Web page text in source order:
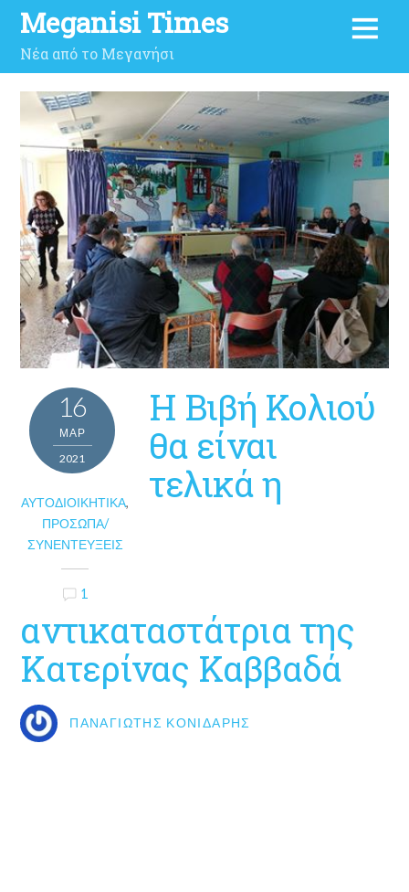
Meganisi Times
Νέα από το Μεγανήσι
16
ΜΑΡ
2021
ΑΥΤΟΔΙΟΙΚΗΤΙΚΆ,
ΠΡΌΣΩΠΑ/
ΣΥΝΕΝΤΕΎΞΕΙΣ
1
Η Βιβή Κολιού
θα είναι
τελικά η
αντικαταστάτρια της
Κατερίνας Καββαδά
ΠΑΝΑΓΙΏΤΗΣ ΚΟΝΙΔΆΡΗΣ